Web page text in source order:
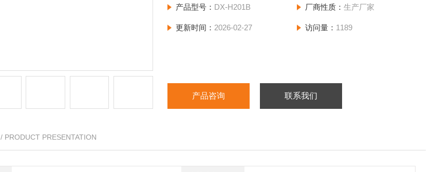
短路保护、过载保护等，确保在任何情况下都能保障设备和操作人员的安
产品型号： DX-H201B 厂商性质： 生产厂家
更新时间： 2026-02-27 访问量： 1189
产品咨询 联系我们
/ PRODUCT PRESENTATION